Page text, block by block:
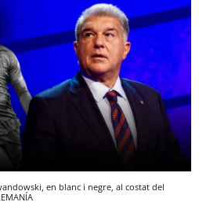
en blanc i negre, al costat del